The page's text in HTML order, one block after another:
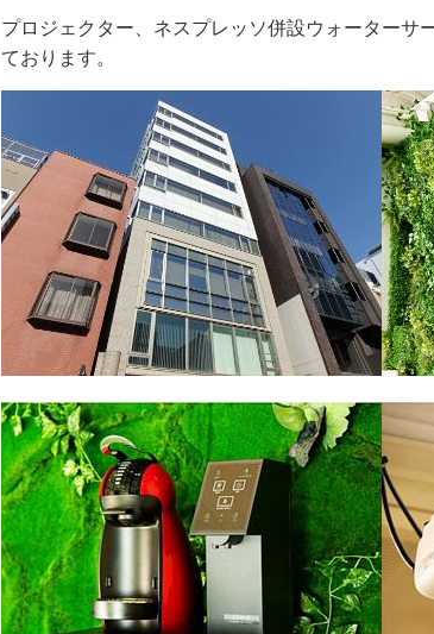
プロジェクター、ネスプレッソ併設ウォーターサ
ております。